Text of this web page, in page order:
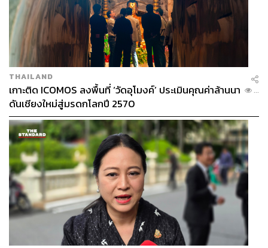
THAILAND
เกาะติด ICOMOS ลงพื้นที่ ‘วัดอุโมงค์’ ประเมินคุณค่าล้านนา
ดันเชียงใหม่สู่มรดกโลกปี 2570
...